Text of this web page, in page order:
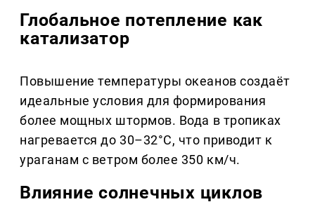
Глобальное потепление как
катализатор
Повышение температуры океанов создаёт
идеальные условия для формирования
более мощных штормов. Вода в тропиках
нагревается до 30–32°C, что приводит к
ураганам с ветром более 350 км/ч.
Влияние солнечных циклов